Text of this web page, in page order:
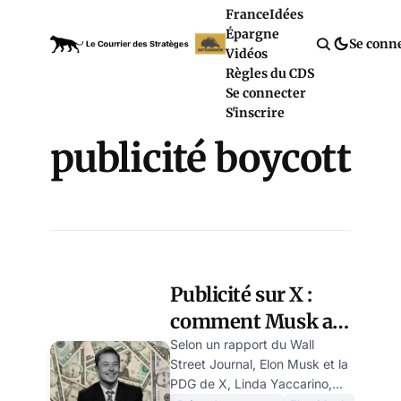
FranceIdées
Épargne
Vidéos
Règles du CDS
Se connecter
S'inscrire
Se
publicité boycott
Publicité sur X :
comment Musk a
forcé le retour de
ses annonceurs
Selon un rapport du Wall
Street Journal, Elon Musk et la
PDG de X, Linda Yaccarino,